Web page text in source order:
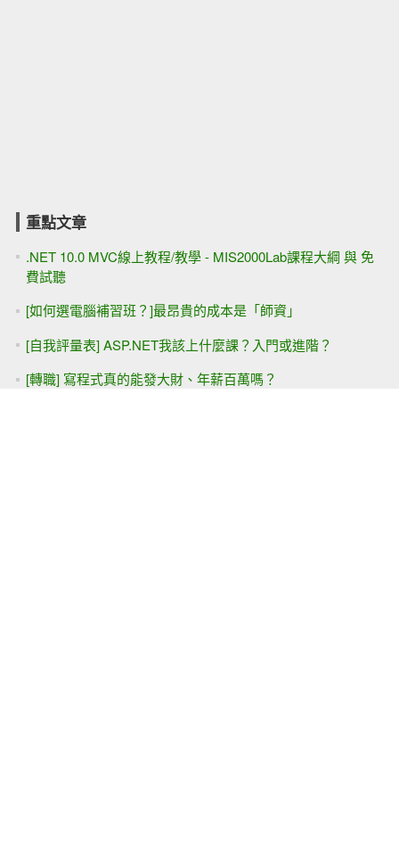
重點文章
.NET 10.0 MVC線上教程/教學 - MIS2000Lab課程大綱 與 免
費試聽
[如何選電腦補習班？]最昂貴的成本是「師資」
[自我評量表] ASP.NET我該上什麼課？入門或進階？
[轉職] 寫程式真的能發大財、年薪百萬嗎？